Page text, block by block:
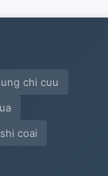
chi cuu
coai